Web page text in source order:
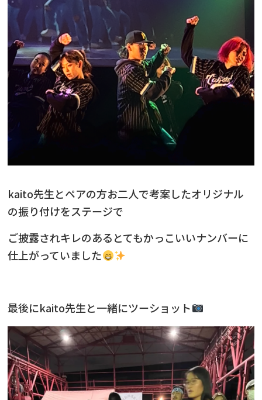
kaito先生とペアの方お二人で考案したオリジナル
の振り付けをステージで
ご披露されキレのあるとてもかっこいいナンバーに
仕上がっていました
最後にkaito先生と一緒にツーショット